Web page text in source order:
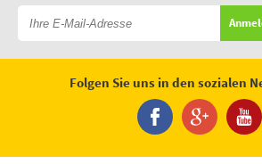
Folgen Sie uns in den sozialen